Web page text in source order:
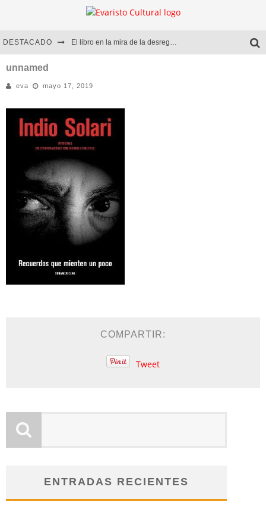
DESTACADO El libro en la mira de la desregulación
Diego Meret | Hotel Acapulco
unnamed
eva mayo 17, 2019
COMPARTIR:
Tweet
ENTRADAS RECIENTES